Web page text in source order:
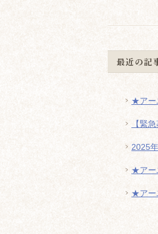
最近の記
★アー
【緊
2025
★アー
★アー